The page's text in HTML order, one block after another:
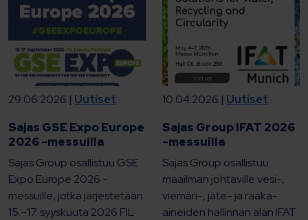
29.06.2026 | Uutiset
Sajas GSE Expo Europe
2026 -messuilla
Sajas Group osallistuu GSE
Expo Europe 2026 -
messuille, jotka järjestetään
15.–17. syyskuuta 2026 FIL
10.04.2026 | Uutiset
Sajas Group IFAT 2026
-messuilla
Sajas Group osallistuu
maailman johtaville vesi-,
viemäri-, jäte- ja raaka-
aineiden hallinnan alan IFAT